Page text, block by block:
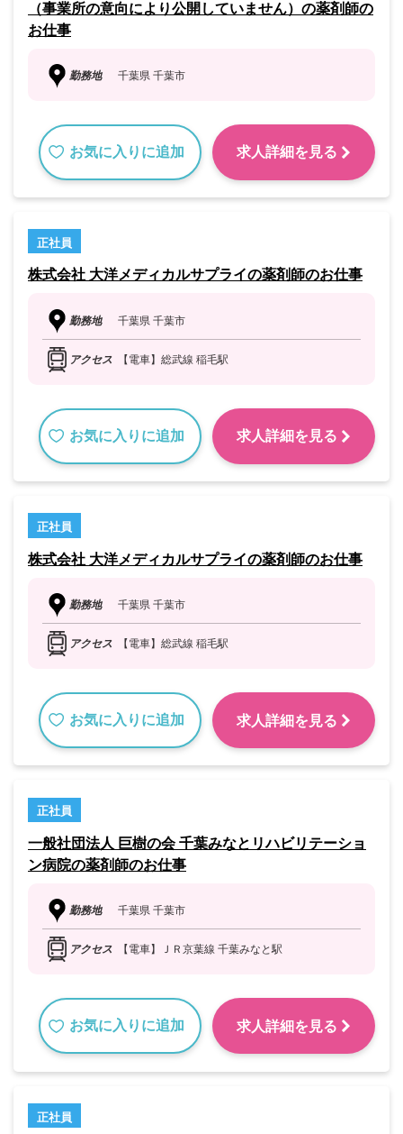
（事業所の意向により公開していません）の薬剤師の
お仕事
勤務地 千葉県 千葉市
お気に入りに追加 求人詳細を見る
正社員
株式会社 大洋メディカルサプライの薬剤師のお仕事
勤務地 千葉県 千葉市
アクセス 【電車】総武線 稲毛駅
お気に入りに追加 求人詳細を見る
正社員
株式会社 大洋メディカルサプライの薬剤師のお仕事
勤務地 千葉県 千葉市
アクセス 【電車】総武線 稲毛駅
お気に入りに追加 求人詳細を見る
正社員
一般社団法人 巨樹の会 千葉みなとリハビリテーショ
ン病院の薬剤師のお仕事
勤務地 千葉県 千葉市
アクセス 【電車】ＪＲ京葉線 千葉みなと駅
お気に入りに追加 求人詳細を見る
正社員